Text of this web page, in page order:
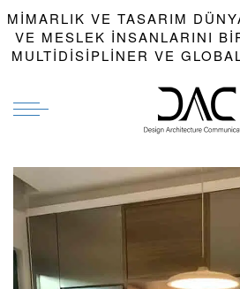
MIMARLIK VE TASARIM
VE MESLEK INSANLARINI
MULTIDISIPLINER VE